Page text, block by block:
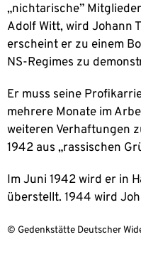
„nichtarische”
Adolf Witt, wird Johann
erscheint er zu einem
NS-Regimes zu
Er muss seine
mehrere Monate im
weiteren Verhaftungen
1942 aus „rassischen
Im Juni 1942 wird er in
überstellt. 1944 wird
© Gedenkstätte Deutscher